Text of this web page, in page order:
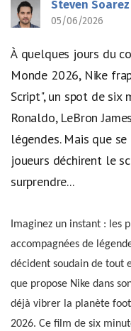
Steven Soarez
05/06/2026
À quelques jours du
Monde 2026, Nike
Script", un spot de six
Ronaldo, LeBron
légendes. Mais que
joueurs déchirent le
surprendre...
Imaginez un instant : les
accompagnées de
décident soudain de tout
que propose Nike dans
déjà vibrer la planète
2026. Ce film de six